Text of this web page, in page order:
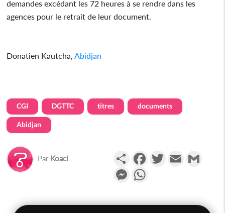
demandes excédant les 72 heures à se rendre dans les
agences pour le retrait de leur document.
Donatien Kautcha, Abidjan
CGI DGTTC titres documents
Abidjan
Par Koaci PartagerFacebookTwitterEmail
Messenger